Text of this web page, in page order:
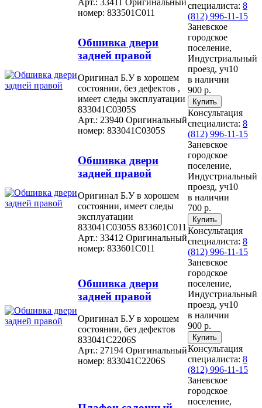
Арт.: 33411 Оригинальный
номер: 833501C011
специалиста: 8
(812) 996-11-15
Обшивка двери
задней правой
Оригинал Б.У в хорошем
состоянии, без дефектов ,
имеет следы эксплуатации
833041C0305S
Арт.: 23940 Оригинальный
номер: 833041C0305S
Заневское
городское
поселение,
Индустриальный
проезд, уч10
в наличии
900 р.
Консультация
специалиста: 8
(812) 996-11-15
Обшивка двери
задней правой
Оригинал Б.У в хорошем
состоянии, имеет следы
эксплуатации
833041C0305S 833601C011
Арт.: 33412 Оригинальный
номер: 833601C011
Заневское
городское
поселение,
Индустриальный
проезд, уч10
в наличии
700 р.
Консультация
специалиста: 8
(812) 996-11-15
Обшивка двери
задней правой
Оригинал Б.У в хорошем
состоянии, без дефектов
833041C2206S
Арт.: 27194 Оригинальный
номер: 833041C2206S
Заневское
городское
поселение,
Индустриальный
проезд, уч10
в наличии
900 р.
Консультация
специалиста: 8
(812) 996-11-15
Заневское
городское
поселение,